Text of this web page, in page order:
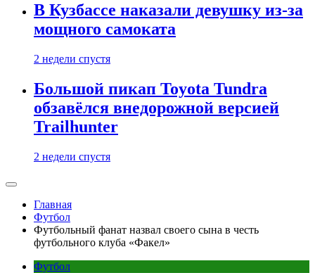
В Кузбассе наказали девушку из-за
мощного самоката
2 недели спустя
Большой пикап Toyota Tundra
обзавёлся внедорожной версией
Trailhunter
2 недели спустя
Главная
Футбол
Футбольный фанат назвал своего сына в честь
футбольного клуба «Факел»
Футбол